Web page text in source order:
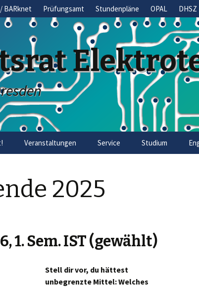
BARknet Prüfungsamt Stundenpläne OPAL DHSZ
Veranstaltungen Service Studium
2025
1. Sem. IST (gewählt)
Stell dir vor, du hättest
unbegrenzte Mittel: Welches